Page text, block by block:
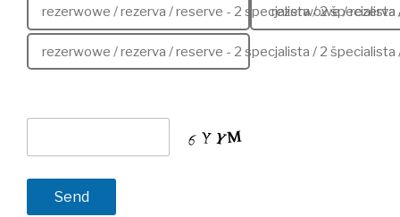
rezerwowe / rezerva / reserve - 2 specjalista / 2 špecialista
rezerwowe / rezerva
rezerwowe / rezerva / reserve - 2 specjalista / 2 špecialista